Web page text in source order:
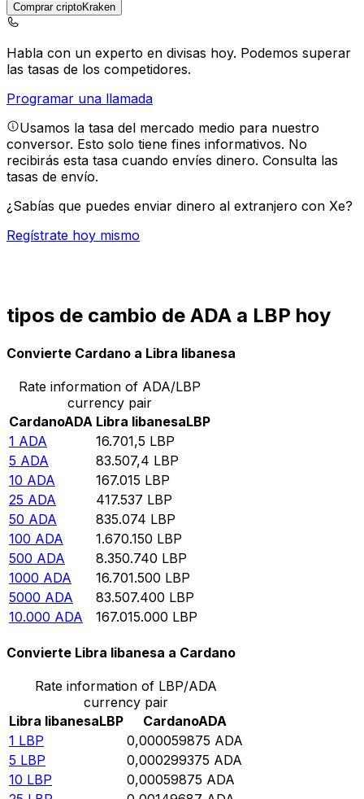
Comprar criptoKraken
Habla con un experto en divisas hoy. Podemos superar
las tasas de los competidores.
Programar una llamada
Usamos la tasa del mercado medio para nuestro
conversor. Esto solo tiene fines informativos. No
recibirás esta tasa cuando envíes dinero. Consulta las
tasas de envío.
¿Sabías que puedes enviar dinero al extranjero con Xe?
Regístrate hoy mismo
tipos de cambio de ADA a LBP hoy
Convierte Cardano a Libra libanesa
Rate information of ADA/LBP
currency pair
CardanoADA Libra libanesaLBP
1 ADA 16.701,5 LBP
5 ADA 83.507,4 LBP
10 ADA 167.015 LBP
25 ADA 417.537 LBP
50 ADA 835.074 LBP
100 ADA 1.670.150 LBP
500 ADA 8.350.740 LBP
1000 ADA 16.701.500 LBP
5000 ADA 83.507.400 LBP
10.000 ADA 167.015.000 LBP
Convierte Libra libanesa a Cardano
Rate information of LBP/ADA
currency pair
Libra libanesaLBP CardanoADA
1 LBP 0,000059875 ADA
5 LBP 0,000299375 ADA
10 LBP 0,00059875 ADA